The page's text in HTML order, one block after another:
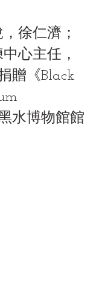
徐仁濟；
心主任，
贈《Black
水博物館館